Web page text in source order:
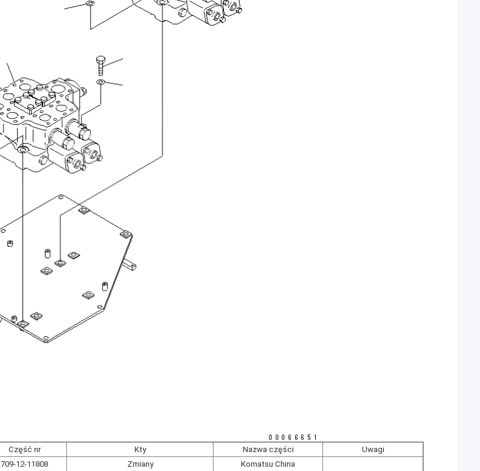
Część nr Kty Nazwa części
Uwagi
709-12-11808
Zmiany
Komatsu China